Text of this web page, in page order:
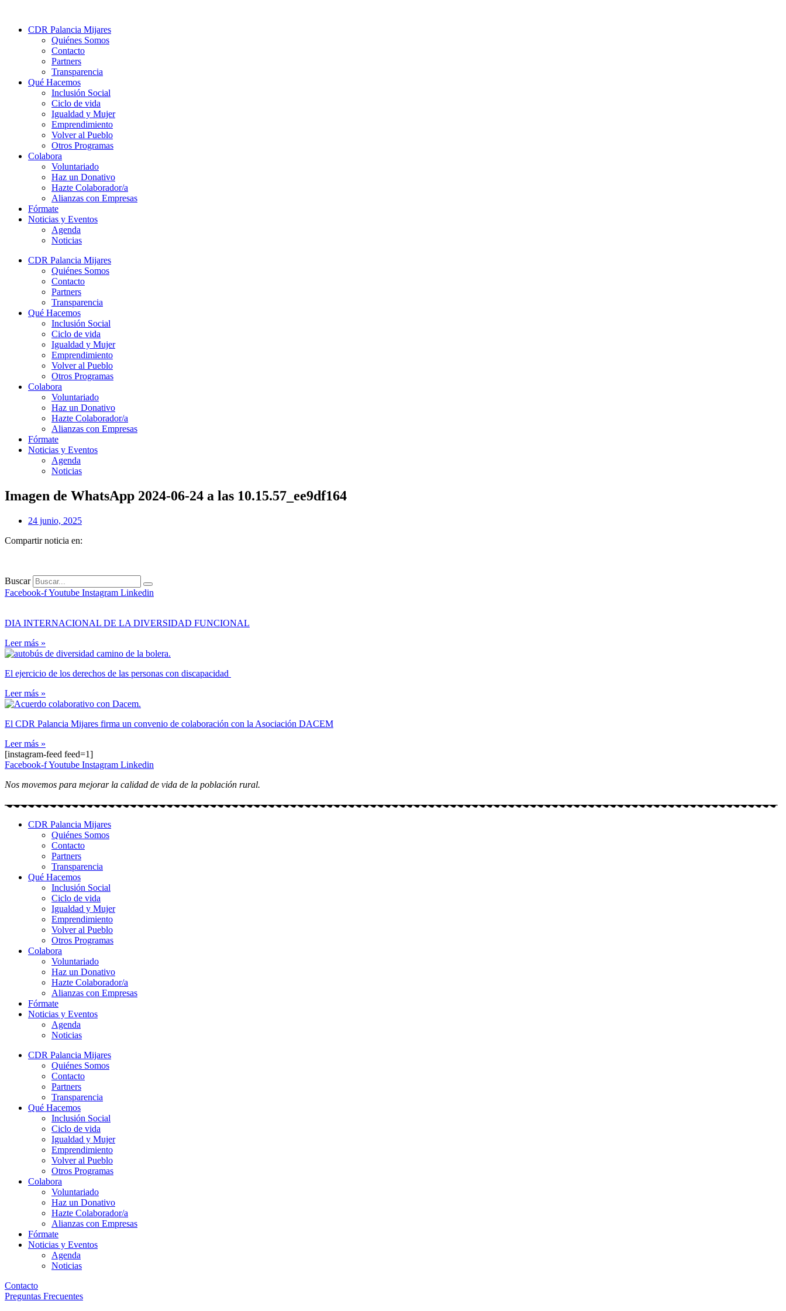
CDR Palancia Mijares
Quiénes Somos
Contacto
Partners
Transparencia
Qué Hacemos
Inclusión Social
Ciclo de vida
Igualdad y Mujer
Emprendimiento
Volver al Pueblo
Otros Programas
Colabora
Voluntariado
Haz un Donativo
Hazte Colaborador/a
Alianzas con Empresas
Fórmate
Noticias y Eventos
Agenda
Noticias
CDR Palancia Mijares
Quiénes Somos
Contacto
Partners
Transparencia
Qué Hacemos
Inclusión Social
Ciclo de vida
Igualdad y Mujer
Emprendimiento
Volver al Pueblo
Otros Programas
Colabora
Voluntariado
Haz un Donativo
Hazte Colaborador/a
Alianzas con Empresas
Fórmate
Noticias y Eventos
Agenda
Noticias
Imagen de WhatsApp 2024-06-24 a las 10.15.57_ee9df164
24 junio, 2025
Compartir noticia en:
Buscar
Facebook-fYoutube Instagram Linkedin
DIA INTERNACIONAL DE LA DIVERSIDAD FUNCIONAL
Leer más »
El ejercicio de los derechos de las personas con discapacidad
Leer más »
El CDR Palancia Mijares firma un convenio de colaboración con la Asociación DACEM
Leer más »
[instagram-feed feed=1]
Facebook-fYoutube Instagram Linkedin
Nos movemos para mejorar la calidad de vida de la población rural.
CDR Palancia Mijares
Quiénes Somos
Contacto
Partners
Transparencia
Qué Hacemos
Inclusión Social
Ciclo de vida
Igualdad y Mujer
Emprendimiento
Volver al Pueblo
Otros Programas
Colabora
Voluntariado
Haz un Donativo
Hazte Colaborador/a
Alianzas con Empresas
Fórmate
Noticias y Eventos
Agenda
Noticias
CDR Palancia Mijares
Quiénes Somos
Contacto
Partners
Transparencia
Qué Hacemos
Inclusión Social
Ciclo de vida
Igualdad y Mujer
Emprendimiento
Volver al Pueblo
Otros Programas
Colabora
Voluntariado
Haz un Donativo
Hazte Colaborador/a
Alianzas con Empresas
Fórmate
Noticias y Eventos
Agenda
Noticias
Contacto
Preguntas Frecuentes